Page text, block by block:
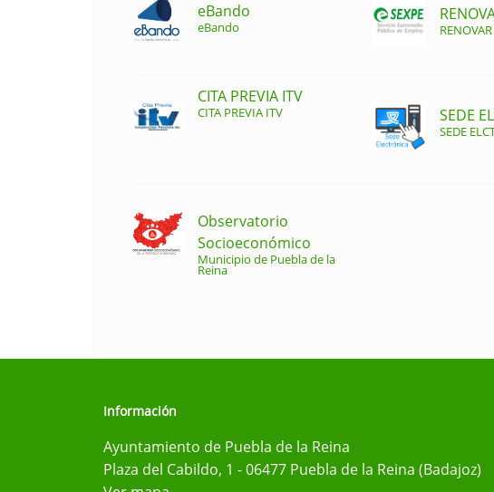
eBando
eBando
CITA PREVIA ITV
CITA PREVIA ITV SEDE
SEDE
Observatorio
Socioeconómico
Municipio de Puebla de la
Reina
Información
Ayuntamiento de Puebla de la Reina
Plaza del Cabildo, 1 - 06477 Puebla de la Reina (Badajoz)